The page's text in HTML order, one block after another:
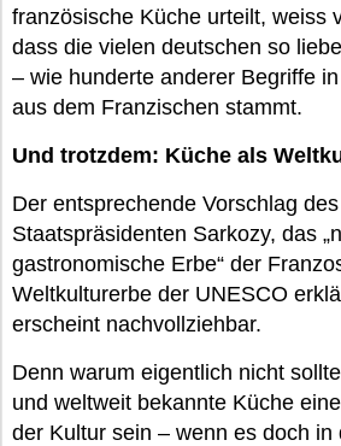
französische Küche urteilt, weiss
dass die vielen deutschen so
– wie hunderte anderer Begriffe
aus dem Franzischen stammt.
Und trotzdem: Küche als
Der entsprechende Vorschlag
Staatspräsidenten Sarkozy, das
gastronomische Erbe“ der
Weltkulturerbe der UNESCO
erscheint nachvollziehbar.
Denn warum eigentlich nicht
und weltweit bekannte Küche
der Kultur sein – wenn es doch in